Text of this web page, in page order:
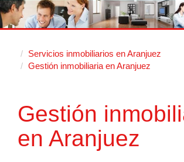
Servicios inmobiliarios en Aranjuez
Gestión inmobiliaria en Aranjuez
Gestión
en Aranjuez